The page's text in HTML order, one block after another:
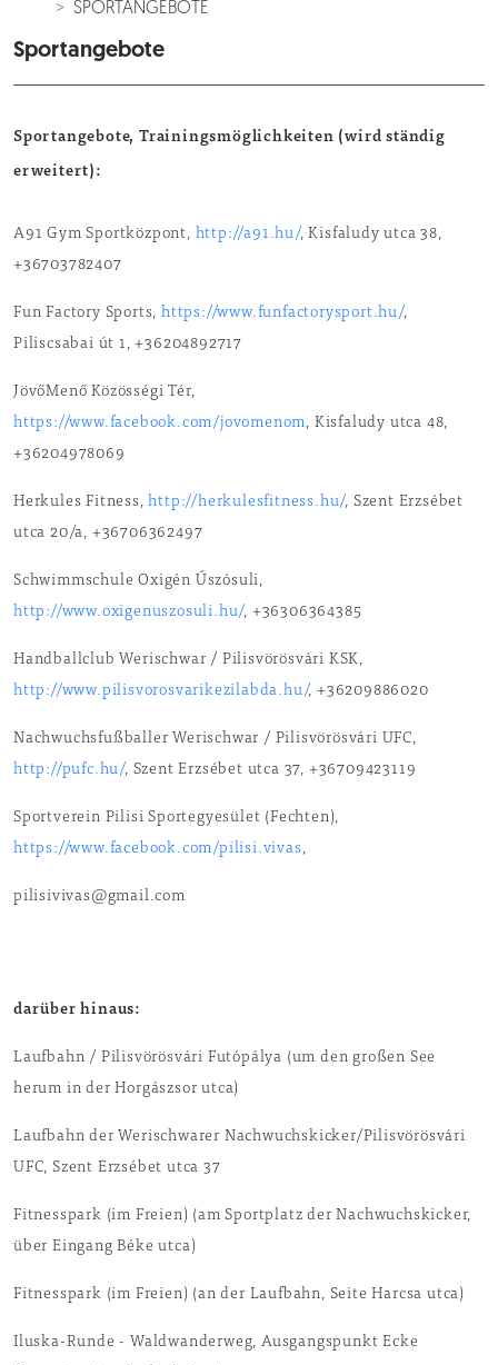
SPORTANGEBOTE
Sportangebote
Sportangebote, Trainingsmöglichkeiten (wird ständig
erweitert):
A91 Gym Sportközpont, http://a91.hu/, Kisfaludy utca 38,
+36703782407
Fun Factory Sports,https://www.funfactorysport.hu/,
Piliscsabai út 1, +36204892717
JövőMenő Közösségi Tér,
https://www.facebook.com/jovomenom, Kisfaludy utca 48,
+36204978069
Herkules Fitness,http://herkulesfitness.hu/, Szent Erzsébet
utca 20/a, +36706362497
Schwimmschule Oxigén Úszósuli,
http://www.oxigenuszosuli.hu/, +36306364385
Handballclub Werischwar / Pilisvörösvári KSK,
http://www.pilisvorosvarikezilabda.hu/, +36209886020
Nachwuchsfußballer Werischwar / Pilisvörösvári UFC,
http://pufc.hu/, Szent Erzsébet utca 37, +36709423119
Sportverein Pilisi Sportegyesület (Fechten),
https://www.facebook.com/pilisi.vivas ,
pilisivivas@gmail.com
darüber hinaus:
Laufbahn / Pilisvörösvári Futópálya (um den großen See
herum in der Horgászsor utca)
Laufbahn der Werischwarer Nachwuchskicker/Pilisvörösvári
UFC, Szent Erzsébet utca 37
Fitnesspark (im Freien) (am Sportplatz der Nachwuchskicker,
über Eingang Béke utca)
Fitnesspark (im Freien) (an der Laufbahn, Seite Harcsa utca)
Iluska-Runde - Waldwanderweg, Ausgangspunkt Ecke